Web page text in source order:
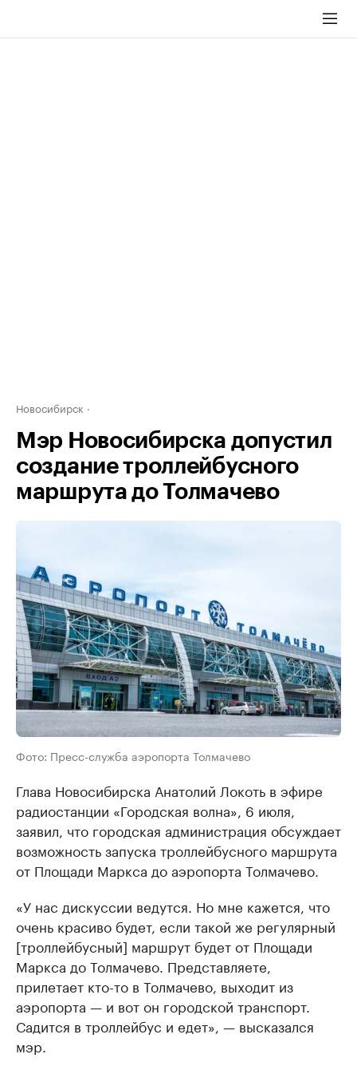
Новосибирск
Мэр Новосибирска допустил
создание троллейбусного
маршрута до Толмачево
Фото: Пресс-служба аэропорта Толмачево
Глава Новосибирска Анатолий Локоть в эфире
радиостанции «Городская волна», 6 июля,
заявил, что городская администрация обсуждает
возможность запуска троллейбусного маршрута
от Площади Маркса до аэропорта Толмачево.
«У нас дискуссии ведутся. Но мне кажется, что
очень красиво будет, если такой же регулярный
[троллейбусный] маршрут будет от Площади
Маркса до Толмачево. Представляете,
прилетает кто-то в Толмачево, выходит из
аэропорта — и вот он городской транспорт.
Садится в троллейбус и едет», — высказался
мэр.